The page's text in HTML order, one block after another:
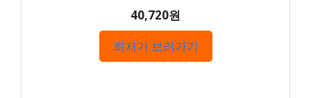
40,720원
최저가 보러가기